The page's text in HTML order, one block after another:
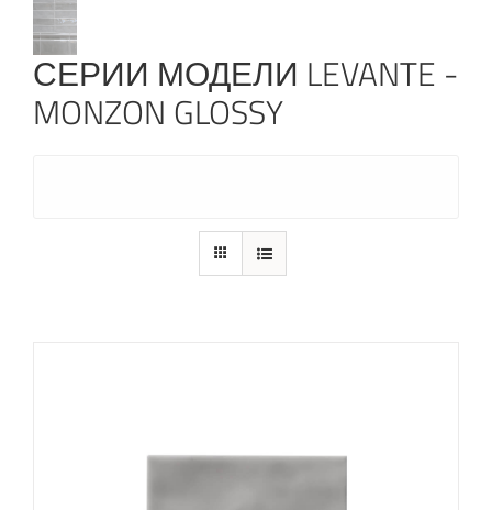
СЕРИИ МОДЕЛИ LEVANTE -
MONZON GLOSSY